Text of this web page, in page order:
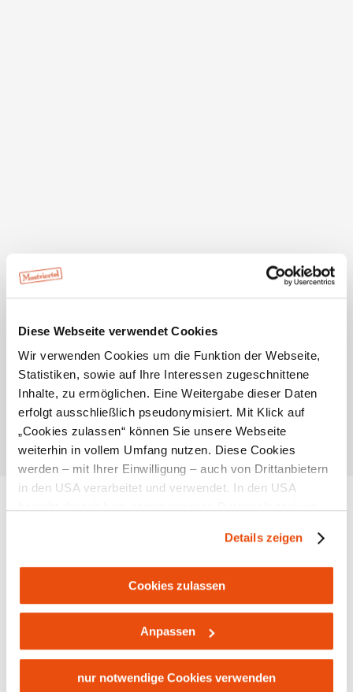
Diese Webseite verwendet Cookies
Wir verwenden Cookies um die Funktion der Webseite,
Statistiken, sowie auf Ihre Interessen zugeschnittene
Inhalte, zu ermöglichen. Eine Weitergabe dieser Daten
erfolgt ausschließlich pseudonymisiert. Mit Klick auf
„Cookies zulassen“ können Sie unsere Webseite
weiterhin in vollem Umfang nutzen. Diese Cookies
werden – mit Ihrer Einwilligung – auch von Drittanbietern
in den USA verarbeitet und verwendet. In den USA
Sicherheitsbehörden entsprechende Anordnungen
Platforms, Inc.) treffen, um Zugriff zu Daten zu Kontroll-
und Überwachungszwecken zu erhalten. Dagegen gibt es
Rechtsschutzmöglichkeiten. Zudem werden von den
USA keine geeigneten Garantien für den Schutz
personenbezogener Daten gewährt. Wir leiten nur Ihre IP-
Details zeigen
Cookies zulassen
Anpassen
nur notwendige Cookies verwenden
Empfohlener Zeitraum
J F M A M J J A S O N D
Standort & Anreise
Öffentliche Anreise
Route mit Google Maps